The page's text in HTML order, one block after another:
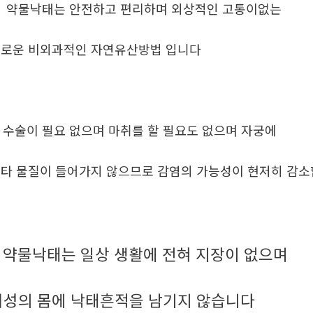
물낙태는 안전하고 편리하며 외상적인 고통이없는
운 비외과적인 자연유산방법 입니다
술이 필요 없으며 마취를 할 필요도 없으며 자궁에
물질이 들어가지 않으므로 감염의 가능성이 현저히 감
약물낙태는 일상 생활에 전혀 지장이 없으며
의 몸에 낙태흔적을 남기지 않습니다